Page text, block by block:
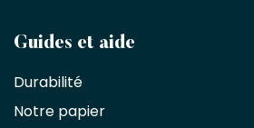
Devenez
partenaire
commercial
Guides et aide
Durabilité
Notre papier